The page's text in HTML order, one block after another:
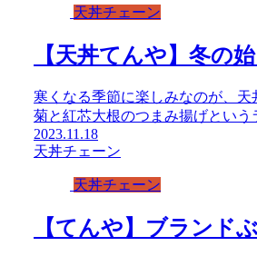
天丼チェーン
【天丼てんや】冬の
寒くなる季節に楽しみなのが、
菊と紅芯大根のつまみ揚げという
2023.11.18
天丼チェーン
天丼チェーン
【てんや】ブランド